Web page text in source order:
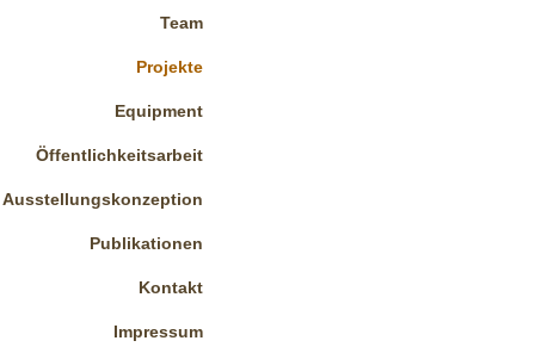
Team
Projekte
Equipment
Öffentlichkeitsarbeit
Ausstellungskonzeption
Publikationen
Kontakt
Impressum